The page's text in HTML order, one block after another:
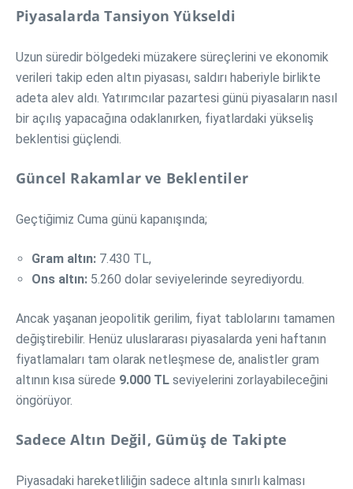
Piyasalarda Tansiyon Yükseldi
Uzun süredir bölgedeki müzakere süreçlerini ve ekonomik
verileri takip eden altın piyasası, saldırı haberiyle birlikte
adeta alev aldı. Yatırımcılar pazartesi günü piyasaların nasıl
bir açılış yapacağına odaklanırken, fiyatlardaki yükseliş
beklentisi güçlendi.
Güncel Rakamlar ve Beklentiler
Geçtiğimiz Cuma günü kapanışında;
Gram altın: 7.430 TL,
Ons altın: 5.260 dolar seviyelerinde seyrediyordu.
Ancak yaşanan jeopolitik gerilim, fiyat tablolarını tamamen
değiştirebilir. Henüz uluslararası piyasalarda yeni haftanın
fiyatlamaları tam olarak netleşmese de, analistler gram
altının kısa sürede 9.000 TL seviyelerini zorlayabileceğini
öngörüyor.
Sadece Altın Değil, Gümüş de Takipte
Piyasadaki hareketliliğin sadece altınla sınırlı kalması